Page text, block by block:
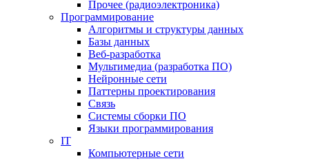
Прочее (радиоэлектроника)
Программирование
Алгоритмы и структуры данных
Базы данных
Веб-разработка
Мультимедиа (разработка ПО)
Нейронные сети
Паттерны проектирования
Связь
Системы сборки ПО
Языки программирования
IT
Компьютерные сети